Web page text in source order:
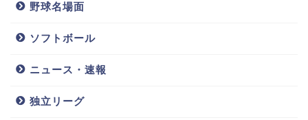
野球名場面
ソフトボール
ニュース・速報
独立リーグ